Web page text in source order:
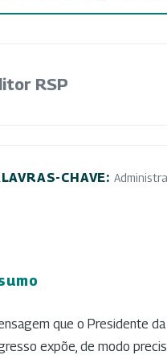
RSP
CHAVE:
que o Presidente
expõe, de modo